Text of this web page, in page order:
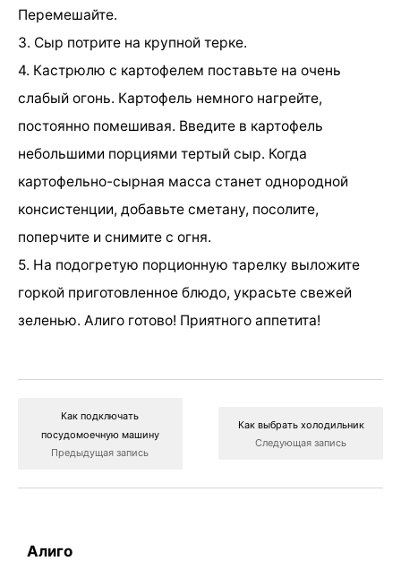
Перемешайте.
3. Сыр потрите на крупной терке.
4. Кастрюлю с картофелем поставьте на очень
слабый огонь. Картофель немного нагрейте,
постоянно помешивая. Введите в картофель
небольшими порциями тертый сыр. Когда
картофельно-сырная масса станет однородной
консистенции, добавьте сметану, посолите,
поперчите и снимите с огня.
5. На подогретую порционную тарелку выложите
горкой приготовленное блюдо, украсьте свежей
зеленью. Алиго готово! Приятного аппетита!
Как подключать
посудомоечную машину
Предыдущая запись
Как выбрать холодильник
Следующая запись
Алиго